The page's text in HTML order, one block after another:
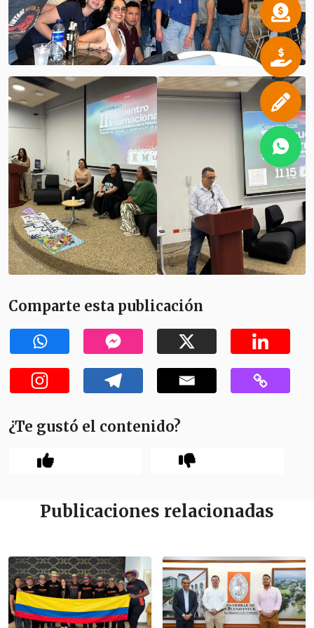
Comparte esta publicación
¿Te gustó el contenido?
Publicaciones relacionadas